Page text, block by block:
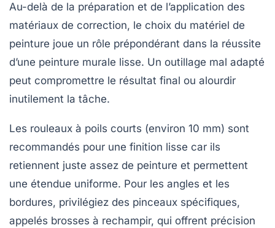
Au-delà de la préparation et de l’application des
matériaux de correction, le choix du matériel de
peinture joue un rôle prépondérant dans la réussite
d’une peinture murale lisse. Un outillage mal adapté
peut compromettre le résultat final ou alourdir
inutilement la tâche.
Les rouleaux à poils courts (environ 10 mm) sont
recommandés pour une finition lisse car ils
retiennent juste assez de peinture et permettent
une étendue uniforme. Pour les angles et les
bordures, privilégiez des pinceaux spécifiques,
appelés brosses à rechampir, qui offrent précision